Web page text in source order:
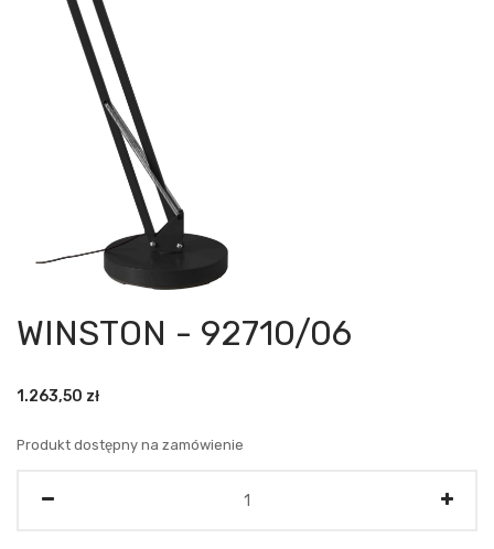
WINSTON - 92710/06
1.263,50 zł
Produkt dostępny na zamówienie